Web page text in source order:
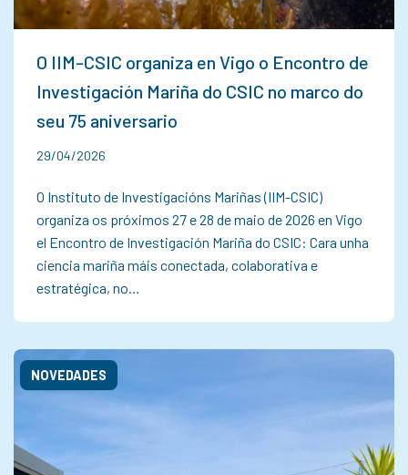
O IIM-CSIC organiza en Vigo o Encontro de
Investigación Mariña do CSIC no marco do
seu 75 aniversario
29/04/2026
O Instituto de Investigacións Mariñas (IIM-CSIC)
organiza os próximos 27 e 28 de maio de 2026 en Vigo
el Encontro de Investigación Mariña do CSIC: Cara unha
ciencia mariña máis conectada, colaborativa e
estratégica, no…
NOVEDADES